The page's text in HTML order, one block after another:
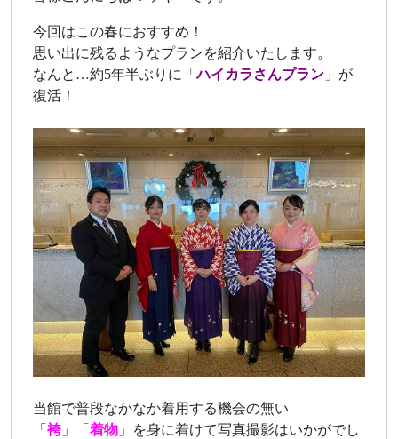
今回はこの春におすすめ！
思い出に残るようなプランを紹介いたします。
なんと…約5年半ぶりに「ハイカラさんプラン 」が
復活！
当館で普段なかなか着用する機会の無い
「 袴」「 着物 」を身に着けて写真撮影はいかがでし